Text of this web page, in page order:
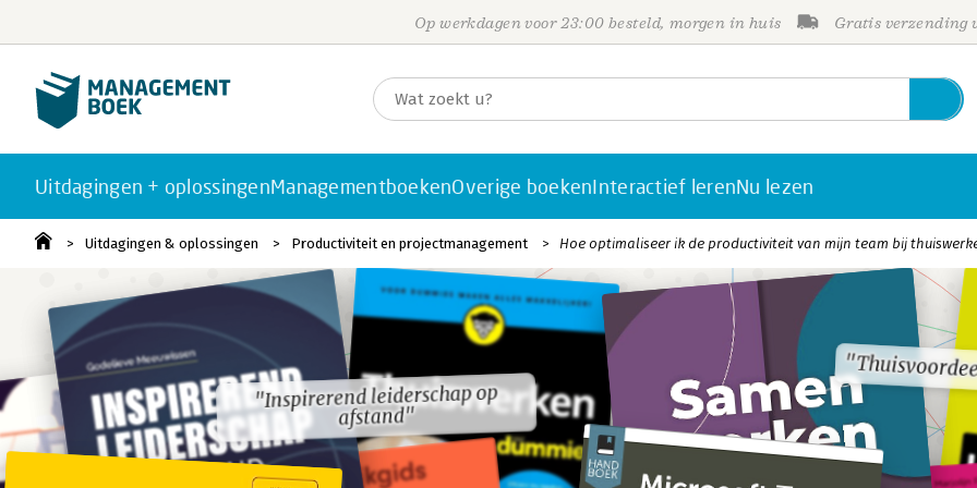
Op werkdagen voor 23:00 besteld, morgen in huis Gratis verzending
Uitdagingen + oplossingenManagementboekenOverige boekenInteractief lerenNu lezen
Uitdagingen & oplossingen Productiviteit en projectmanagement Hoe optimaliseer ik de productiviteit van mijn team bij
"Inspirerend leiderschap op
afstand"
"Inspirerend leiderschap op
afstand"